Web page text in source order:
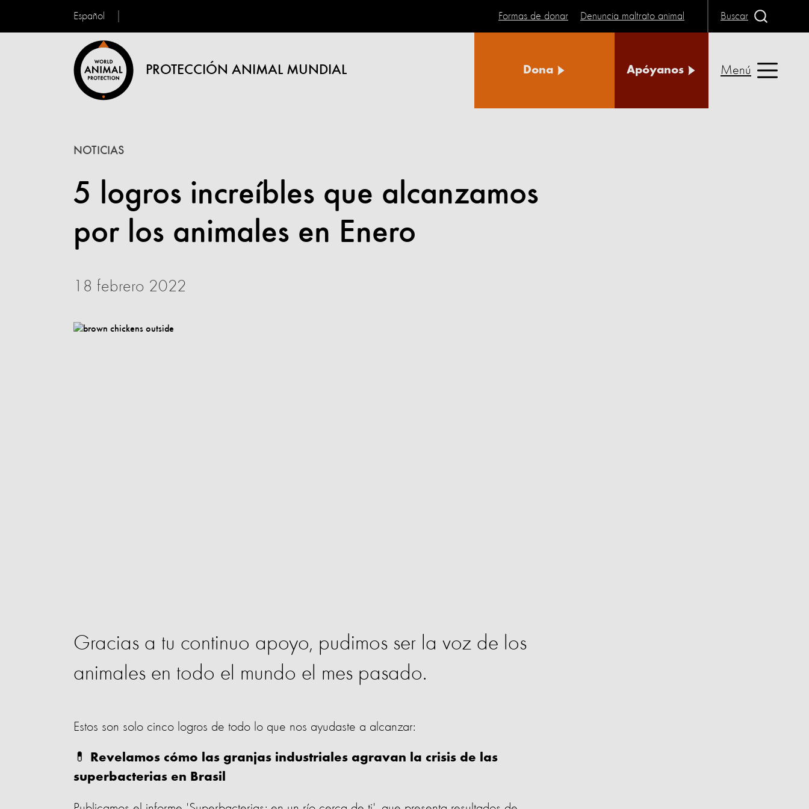
Español
PROTECCIÓN ANIMAL MUNDIAL
Formas de donar Denuncia maltrato animal Buscar
Dona Apóyanos Menú
5 logros increíbles que alcanzamos
por los animales en Enero
NOTICIAS
18 febrero 2022
Gracias a tu continuo apoyo, pudimos ser la voz de los
animales en todo el mundo el mes pasado.
Estos son solo cinco logros de todo lo que nos ayudaste a alcanzar:
💊 Revelamos cómo las granjas industriales agravan la crisis de las
superbacterias en Brasil